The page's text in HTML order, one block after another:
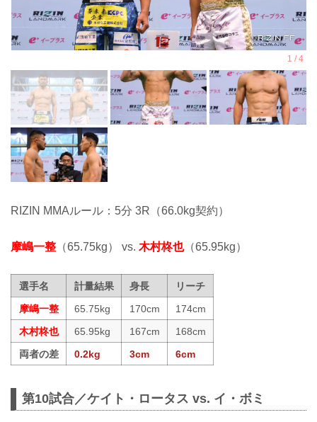
この試合をご期待いただいたファンの
方々には謹ん...
RIZIN MMAルール：5分 3R（66.0kg契約）
摩嶋一整 （65.75kg） vs. 木村柊也（65.95kg）
選手名 計量結果 身長
リーチ
摩嶋一整
65.75kg 170cm
174cm
木村柊也
65.95kg 167cm
168cm
両者の差
0.2kg 3cm 6cm
第10試合／ケイト・ロータス vs. イ・ボミ